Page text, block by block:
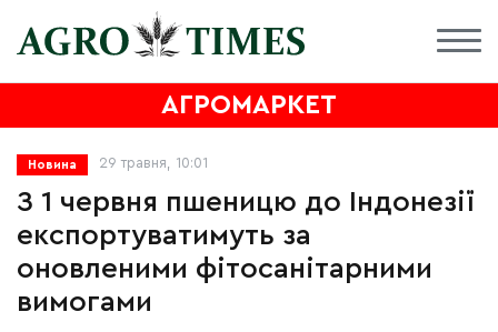
АГРОМАРКЕТ
Новина 29 травня, 10:01
З 1 червня пшеницю до Індонезії
експортуватимуть за
оновленими фітосанітарними
вимогами